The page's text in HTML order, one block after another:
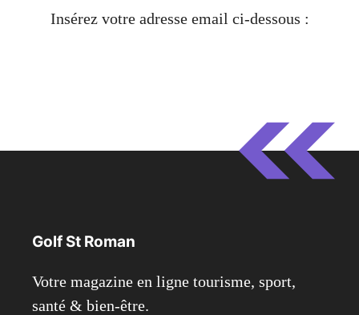
Insérez votre adresse email ci-dessous :
Golf St Roman
Votre magazine en ligne tourisme, sport,
santé & bien-être.